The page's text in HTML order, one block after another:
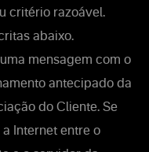
critério razoável.
abaixo.
mensagem com o
antecipado da
do Cliente. Se
Internet entre o